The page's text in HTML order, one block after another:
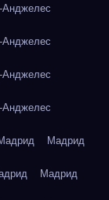
Анджелес
Анджелес
Анджелес
Анджелес
Мадрид
Мадрид